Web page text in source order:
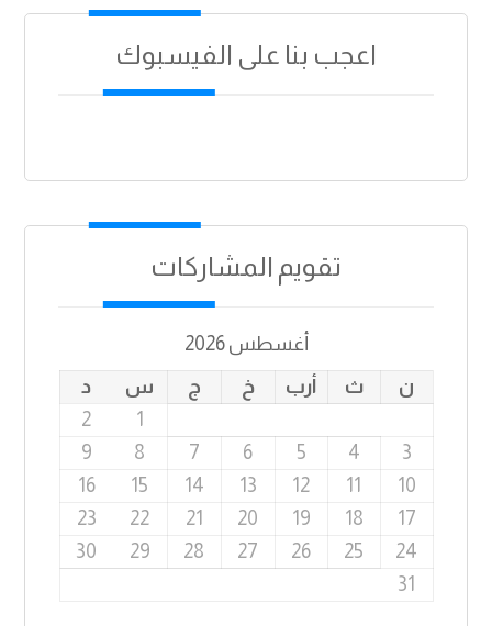
اعجب بنا على الفيسبوك
تقويم المشاركات
أغسطس 2026
ن
ث أرب خ ج س
د
1
2
3
4
5
6
7
8
9
10
11
12
13
14
15
16
17
18
19
20
21
22
23
24
25
26
27
28
29
30
31